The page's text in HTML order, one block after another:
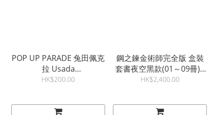
POP UP PARADE 兔田佩克
拉 Usada
Pekorae[M6792][Pre-
HK$200.00
鋼之鍊金術師完全版 盒裝
套書夜空黑款(01～09冊)+
(10～18冊) 繁體中文漫畫
HK$2,400.00